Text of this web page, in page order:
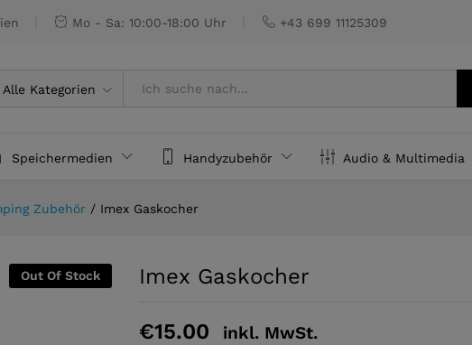
Mo - Sa: 10:00-18:00 Uhr +43 699 11125309
Alle Kategorien
Speichermedien Handyzubehör Audio & Multimedia
Zubehör / Imex Gaskocher
Out Of Stock Imex Gaskocher
€15.00 inkl. MwSt.